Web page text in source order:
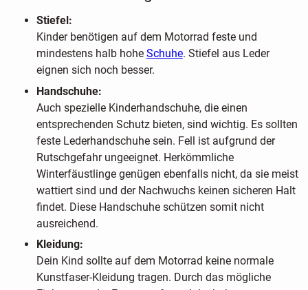
Stiefel:
Kinder benötigen auf dem Motorrad feste und
mindestens halb hohe Schuhe. Stiefel aus Leder
eignen sich noch besser.
Handschuhe:
Auch spezielle Kinderhandschuhe, die einen
entsprechenden Schutz bieten, sind wichtig. Es sollten
feste Lederhandschuhe sein. Fell ist aufgrund der
Rutschgefahr ungeeignet. Herkömmliche
Winterfäustlinge genügen ebenfalls nicht, da sie meist
wattiert sind und der Nachwuchs keinen sicheren Halt
findet. Diese Handschuhe schützen somit nicht
ausreichend.
Kleidung:
Dein Kind sollte auf dem Motorrad keine normale
Kunstfaser-Kleidung tragen. Durch das mögliche